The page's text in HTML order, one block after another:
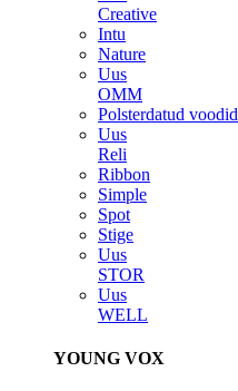
Creative
Intu
Nature
Uus
OMM
Polsterdatud voodid
Uus
Reli
Ribbon
Simple
Spot
Stige
Uus
STOR
Uus
WELL
YOUNG VOX